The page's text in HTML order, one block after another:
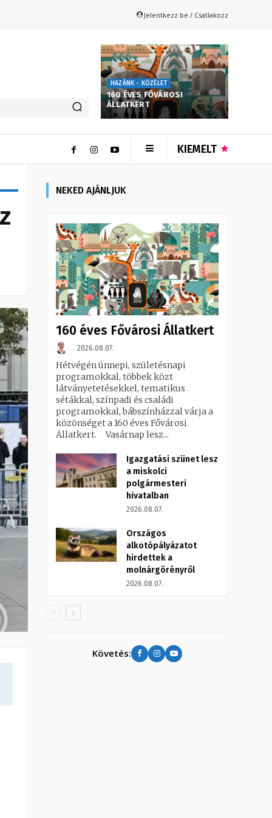
Jelentkezz be / Csatlakozz
HAZÁNK - KÖZÉLET
160 ÉVES FŐVÁROSI
ÁLLATKERT
KIEMELT
NEKED AJÁNLJUK
160 éves Fővárosi Állatkert
2026.08.07.
Hétvégén ünnepi, születésnapi
programokkal, többek közt
látványetetésekkel, tematikus
sétákkal, színpadi és családi
programokkal, bábszínházzal várja a
közönséget a 160 éves Fővárosi
Állatkert. Vasárnap lesz...
Igazgatási szünet lesz
a miskolci
polgármesteri
hivatalban
2026.08.07.
Országos
alkotópályázatot
hirdettek a
molnárgörényről
2026.08.07.
Követés: